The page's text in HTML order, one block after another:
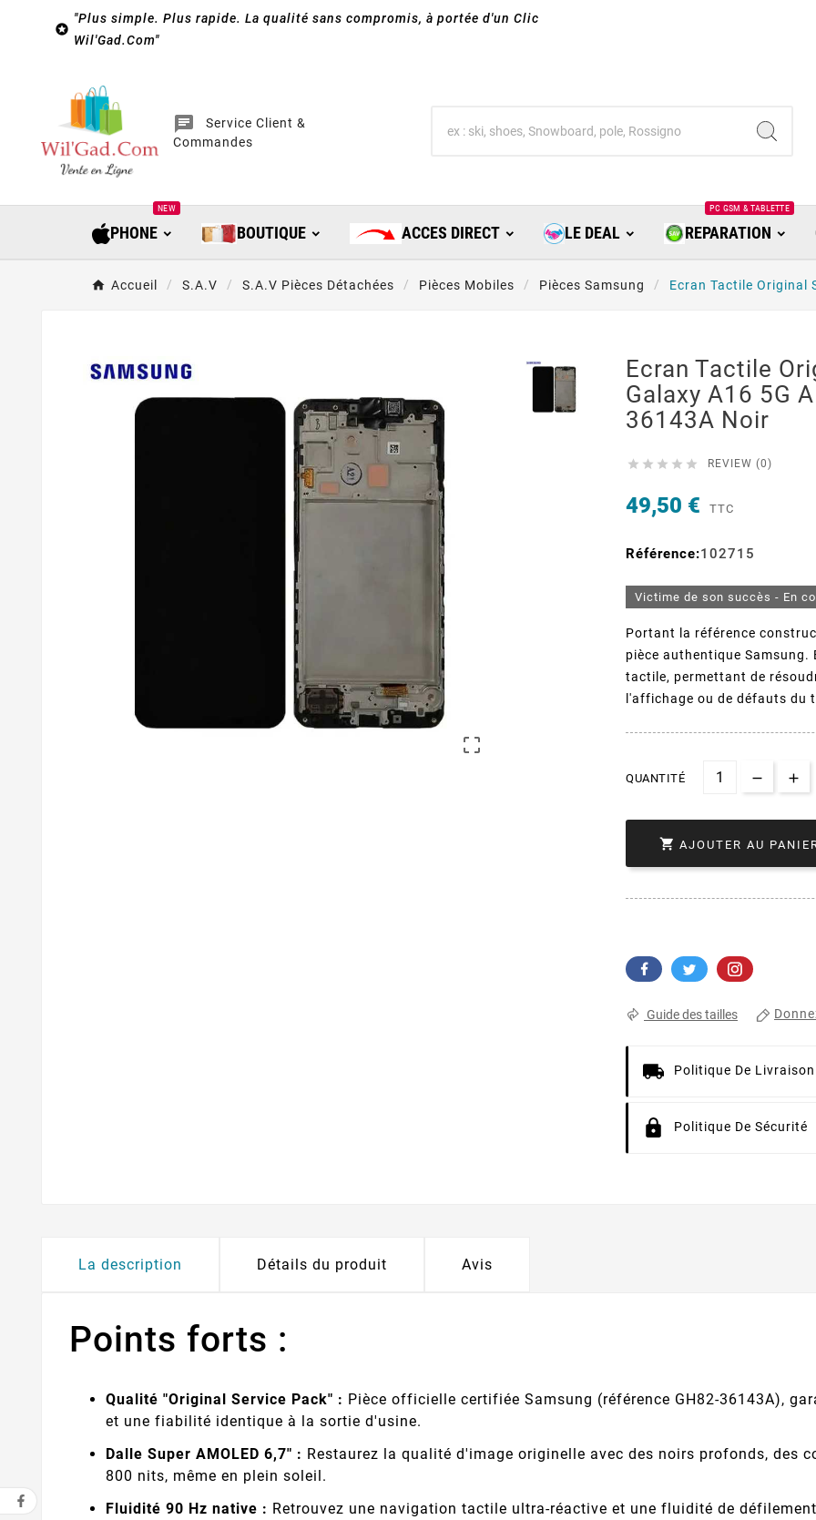

"Plus simple. Plus rapide. La qualité sans compromis, à portée d'un Clic
Wil'Gad.Com"
chat
Service Client &
Commandes
PHONE
NEW
BOUTIQUE ACCES DIRECT LE DEAL REPARATION
PC GSM & TABLETTE
Accueil S.A.V S.A.V Pièces Détachées Pièces Mobiles Pièces Samsung Ecran Tactile Original

Ecran Tactile
Galaxy A16 5G
36143A Noir
     REVIEW (0)
49,50 € TTC
Référence:102715
Victime de son succès - En
Portant la référence
pièce authentique Samsung.
tactile, permettant de
l'affichage ou de défauts du
QUANTITÉ
 AJOUTER AU
Guide des tailles
Politique De Livraison
Politique De Sécurité
La description Détails du produit Avis
Points forts :
Qualité "Original Service Pack" : Pièce officielle certifiée Samsung (référence GH82-36143A),
et une fiabilité identique à la sortie d'usine.
Dalle Super AMOLED 6,7" : Restaurez la qualité d'image originelle avec des noirs profonds, des
800 nits, même en plein soleil.
Fluidité 90 Hz native : Retrouvez une navigation tactile ultra-réactive et une fluidité de